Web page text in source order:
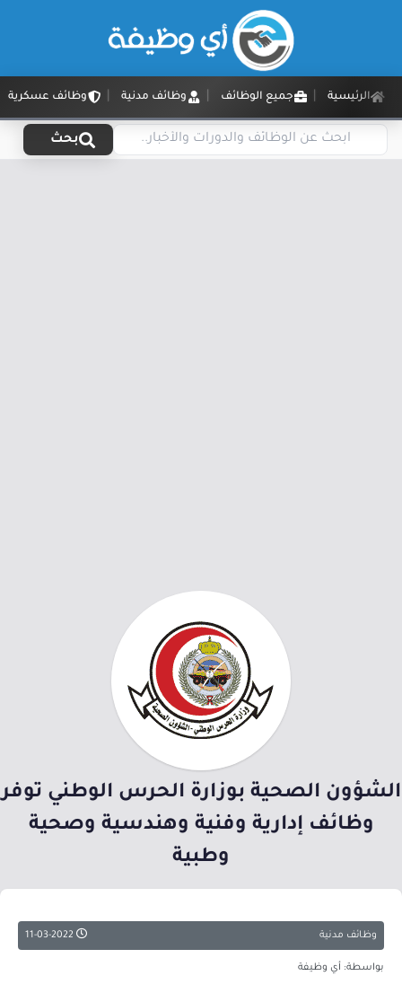
الرئيسية جميع الوظائف وظائف مدنية وظائف عسكرية
بحث
الشؤون الصحية بوزارة الحرس الوطني توفر
وظائف إدارية وفنية وهندسية وصحية
وطبية
وظائف مدنية
بواسطة: أي وظيفة